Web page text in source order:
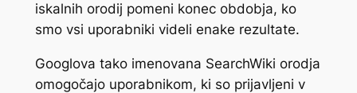
iskalnih orodij pomeni konec obdobja, ko
smo vsi uporabniki videli enake rezultate.
Googlova tako imenovana SearchWiki orodja
omogočajo uporabnikom, ki so prijavljeni v